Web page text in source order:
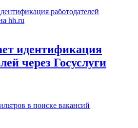
идентификация
через Госуслуги